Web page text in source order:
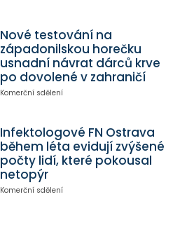
Nové testování na
západonilskou horečku
usnadní návrat dárců krve
po dovolené v zahraničí
Komerční sdělení
Infektologové FN Ostrava
během léta evidují zvýšené
počty lidí, které pokousal
netopýr
Komerční sdělení